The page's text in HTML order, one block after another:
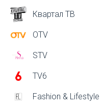
Квартал ТВ
OTV
STV
TV6
Fashion & Lifestyle